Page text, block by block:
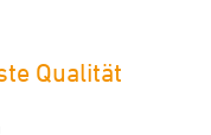
Qualität